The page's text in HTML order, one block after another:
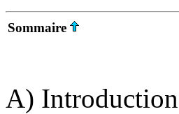
Sommaire
A)